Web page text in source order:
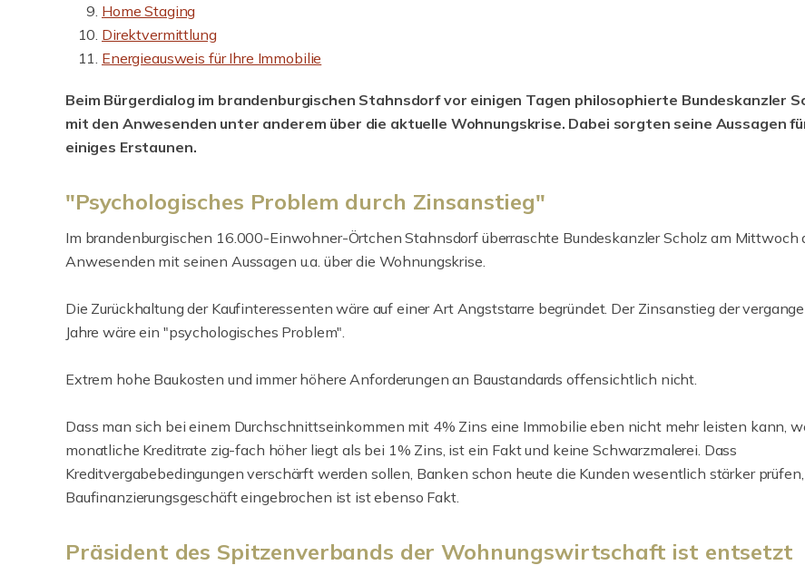
Home Staging
Direktvermittlung
Energieausweis für Ihre Immobilie
Beim Bürgerdialog im brandenburgischen Stahnsdorf vor einigen Tagen philosophierte Bundeskanzler
mit den Anwesenden unter anderem über die aktuelle Wohnungskrise. Dabei sorgten seine Aussagen
einiges Erstaunen.
"Psychologisches Problem durch Zinsanstieg"
Im brandenburgischen 16.000-Einwohner-Örtchen Stahnsdorf überraschte Bundeskanzler Scholz am Mittwoch
Anwesenden mit seinen Aussagen u.a. über die Wohnungskrise.
Die Zurückhaltung der Kaufinteressenten wäre auf einer Art Angststarre begründet. Der Zinsanstieg der
Jahre wäre ein "psychologisches Problem".
Extrem hohe Baukosten und immer höhere Anforderungen an Baustandards offensichtlich nicht.
Dass man sich bei einem Durchschnittseinkommen mit 4% Zins eine Immobilie eben nicht mehr leisten kann,
monatliche Kreditrate zig-fach höher liegt als bei 1% Zins, ist ein Fakt und keine Schwarzmalerei. Dass
Kreditvergabebedingungen verschärft werden sollen, Banken schon heute die Kunden wesentlich stärker
Baufinanzierungsgeschäft eingebrochen ist ist ebenso Fakt.
Präsident des Spitzenverbands der Wohnungswirtschaft ist entsetzt